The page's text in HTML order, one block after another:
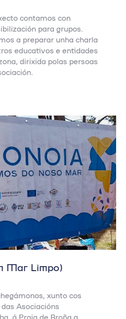
contamos con
para grupos.
a preparar unha charla
educativos e entidades
dirixida polas persoas
Mar Limpo)
xunto cos
Asociacións
á Praia de Broña a